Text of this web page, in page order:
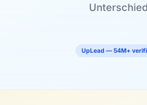
UpLead — 54M+